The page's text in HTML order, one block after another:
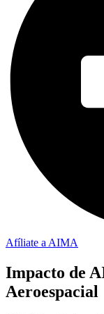
Afíliate a AIMA
Impacto de
Aeroespacial